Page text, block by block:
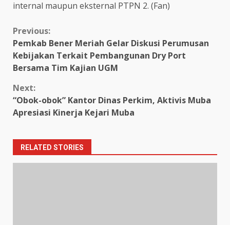
internal maupun eksternal PTPN 2. (Fan)
Continue
Reading
Previous:
Pemkab Bener Meriah Gelar Diskusi Perumusan
Kebijakan Terkait Pembangunan Dry Port
Bersama Tim Kajian UGM
Next:
“Obok-obok” Kantor Dinas Perkim, Aktivis Muba
Apresiasi Kinerja Kejari Muba
RELATED STORIES